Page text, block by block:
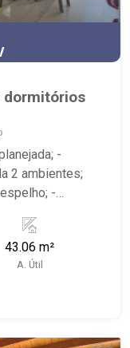
dormitórios
-
2 ambientes;
-
43.06 m²
A. Útil